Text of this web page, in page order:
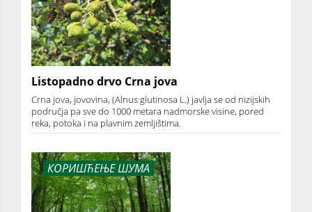
Listopadno drvo Crna jova
Crna jova, jovovina, (Alnus glutinosa L.) javlja se od nizijskih
područja pa sve do 1000 metara nadmorske visine, pored
reka, potoka i na plavnim zemljištima.
КОРИШЋЕЊЕ ШУМА